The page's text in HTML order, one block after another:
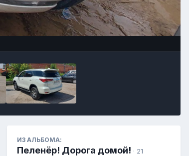
Инструменты
ИЗ АЛЬБОМА:
Пеленёр! Дорога домой! · 21